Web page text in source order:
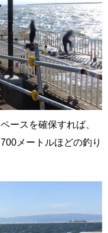
ースを確保すれば、
メートルほどの釣り